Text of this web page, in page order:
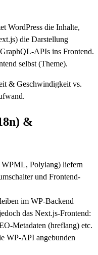
WordPress die Inhalte,
die Darstellung
APIs ins Frontend.
selbst (Theme).
& Geschwindigkeit vs.
&
Polylang) liefern
und Frontend-
im WP-Backend
das Next.js-Frontend:
Metadaten (hreflang) etc.
WP-API angebunden